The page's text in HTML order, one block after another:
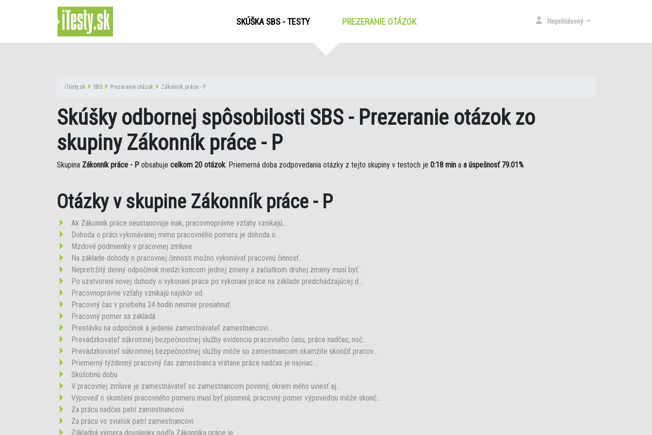
SKÚŠKA SBS - TESTY PREZERANIE OTÁZOK(CURRENT) Neprihlásený
iTesty.sk SBS Prezeranie otázok Zákonník práce - P
Skúšky odbornej spôsobilosti SBS - Prezeranie otázok zo
skupiny Zákonník práce - P
Skupina Zákonník práce - P obsahuje celkom 20 otázok. Priemerná doba zodpovedania otázky z tejto skupiny v testoch je 0:18 min a a úspešnosť 79.01%.
Otázky v skupine Zákonník práce - P
Ak Zákonník práce neustanovuje inak, pracovnoprávne vzťahy vznikajú...
Dohoda o práci vykonávanej mimo pracovného pomeru je dohoda o...
Mzdové podmienky v pracovnej zmluve
Na základe dohody o pracovnej činnosti možno vykonávať pracovnú činnosť...
Nepretržitý denný odpočinok medzi koncom jednej zmeny a začiatkom druhej zmeny musí byť...
Po uzatvorení novej dohody o vykonaní práce po vykonaní práce na základe predchádzajúcej d...
Pracovnoprávne vzťahy vznikajú najskôr od
Pracovný čas v priebehu 24 hodín nesmie presiahnuť
Pracovný pomer sa zakladá
Prestávku na odpočinok a jedenie zamestnávateľ zamestnancovi...
Prevádzkovateľ súkromnej bezpečnostnej služby evidenciu pracovného času, práce nadčas, noč...
Prevádzkovateľ súkromnej bezpečnostnej služby môže so zamestnancom okamžite skončiť pracov...
Priemerný týždenný pracovný čas zamestnanca vrátane práce nadčas je najviac...
Skúšobnú dobu
V pracovnej zmluve je zamestnávateľ so zamestnancom povinný, okrem iného uviesť aj...
Výpoveď o skončení pracovného pomeru musí byť písomná; pracovný pomer výpoveďou môže skonč...
Za prácu nadčas patrí zamestnancovi
Za prácu vo sviatok patrí zamestnancovi
Základná výmera dovolenky podľa Zákonníka práce je